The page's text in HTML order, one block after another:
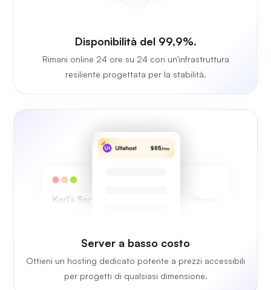
Disponibilità del 99,9%.
Rimani online 24 ore su 24 con un'infrastruttura
resiliente progettata per la stabilità.
Server a basso costo
Ottieni un hosting dedicato potente a prezzi accessibili
per progetti di qualsiasi dimensione.